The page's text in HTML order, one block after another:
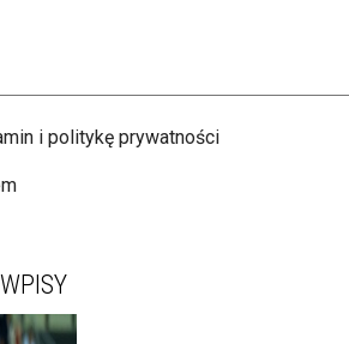
i politykę prywatności